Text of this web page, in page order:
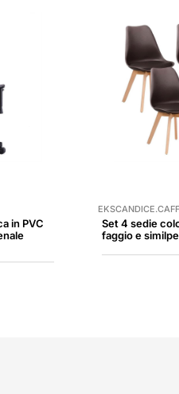
in PVC
Set 4 sedie
faggio e